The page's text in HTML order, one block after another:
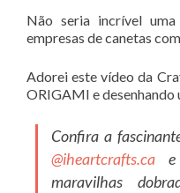
Não seria incrível
empresas de canetas
Adorei este vídeo da
ORIGAMI e desenhando
Confira a
@iheartcrafts.ca e
maravilhas